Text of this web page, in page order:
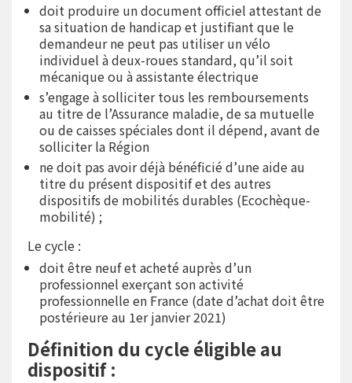
doit produire un document officiel attestant de
sa situation de handicap et justifiant que le
demandeur ne peut pas utiliser un vélo
individuel à deux-roues standard, qu’il soit
mécanique ou à assistante électrique
s’engage à solliciter tous les remboursements
au titre de l’Assurance maladie, de sa mutuelle
ou de caisses spéciales dont il dépend, avant de
solliciter la Région
ne doit pas avoir déjà bénéficié d’une aide au
titre du présent dispositif et des autres
dispositifs de mobilités durables (Ecochèque-
mobilité) ;
Le cycle :
doit être neuf et acheté auprès d’un
professionnel exerçant son activité
professionnelle en France (date d’achat doit être
postérieure au 1er janvier 2021)
Définition du cycle éligible au
dispositif :